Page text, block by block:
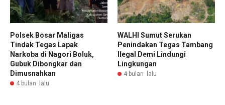
Polsek Bosar Maligas
Tindak Tegas Lapak
Narkoba di Nagori Boluk,
Gubuk Dibongkar dan
Dimusnahkan
4 bulan lalu
WALHI Sumut Serukan
Penindakan Tegas Tambang
Ilegal Demi Lindungi
Lingkungan
4 bulan lalu